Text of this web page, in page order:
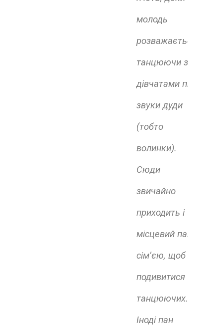
молодь
розважається,
танцюючи з
дівчатами під
звуки дуди
(тобто
волинки).
Сюди
звичайно
приходить і
місцевий пан з
сім’єю, щоб
подивитися на
танцюючих.
Іноді пан